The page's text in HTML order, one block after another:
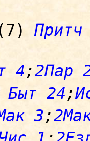
Притч
4;2Пар
Быт 24;
3;